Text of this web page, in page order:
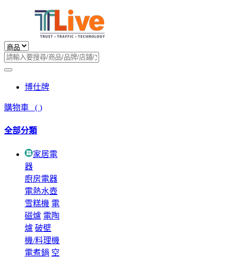
博仕牌
購物車 ( )
全部分類
家居電
器
廚房電器
電熱水壺
雪糕機 電
磁爐 電陶
爐 破壁
機/料理機
電煮鍋 空